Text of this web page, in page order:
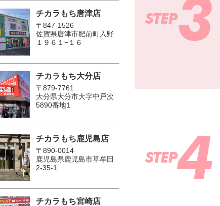
チカラもち唐津店
〒847-1526
佐賀県唐津市肥前町入野
１９６１−１６
チカラもち大分店
〒879-7761
大分県大分市大字中戸次
5890番地1
チカラもち鹿児島店
〒890-0014
鹿児島県鹿児島市草牟田
2-35-1
チカラもち宮崎店